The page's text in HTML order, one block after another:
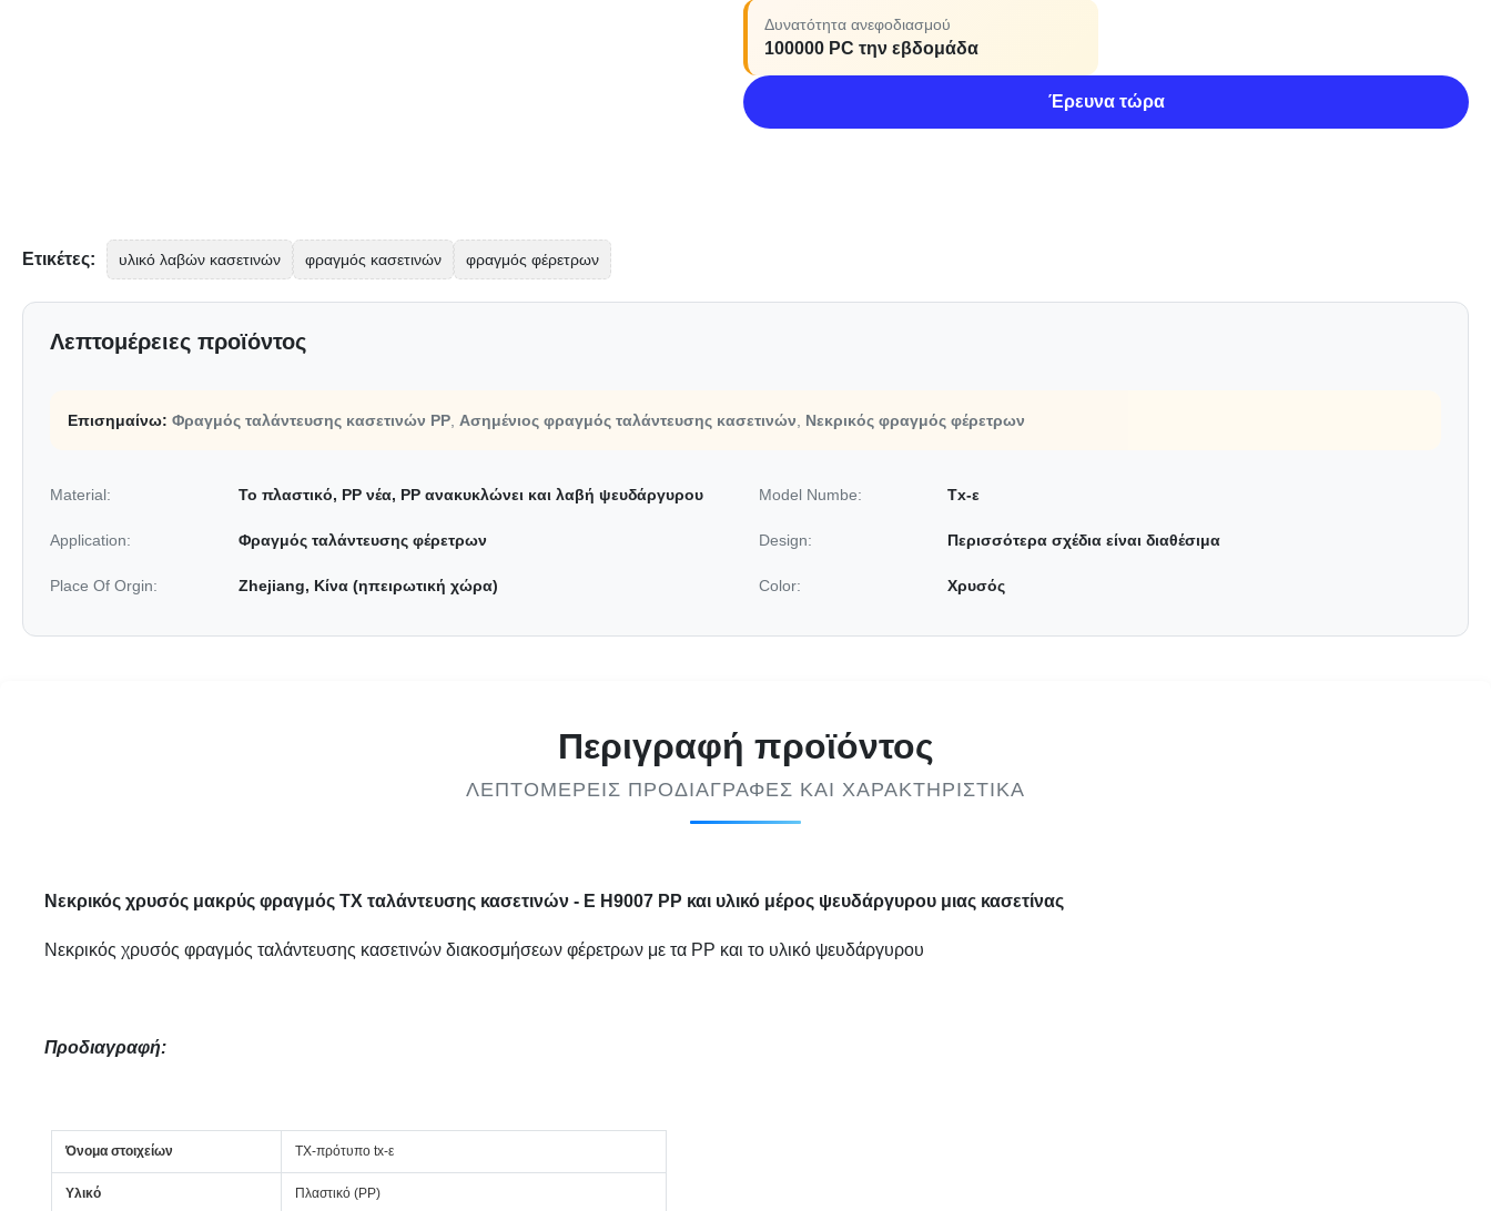
Δυνατότητα ανεφοδιασμού
100000 PC την εβδομάδα
Έρευνα τώρα
Ετικέτες: υλικό λαβών κασετινών φραγμός κασετινών φραγμός φέρετρων
Λεπτομέρειες προϊόντος
Επισημαίνω: Φραγμός ταλάντευσης κασετινών PP Ασημένιος φραγμός ταλάντευσης κασετινών Νεκρικός φραγμός φέρετρων
Material: Το πλαστικό, PP νέα, PP ανακυκλώνει και λαβή ψευδάργυρου Model Numbe: Tx-ε
Application: Φραγμός ταλάντευσης φέρετρων Design: Περισσότερα σχέδια είναι διαθέσιμα
Place Of Orgin: Zhejiang, Κίνα (ηπειρωτική χώρα) Color: Χρυσός
Περιγραφή προϊόντος
ΛΕΠΤΟΜΕΡΕΊΣ ΠΡΟΔΙΑΓΡΑΦΈΣ ΚΑΙ ΧΑΡΑΚΤΗΡΙΣΤΙΚΆ
Νεκρικός χρυσός μακρύς φραγμός TX ταλάντευσης κασετινών - Ε H9007 PP και υλικό μέρος ψευδάργυρου μιας κασετίνας
Νεκρικός χρυσός φραγμός ταλάντευσης κασετινών διακοσμήσεων φέρετρων με τα PP και το υλικό ψευδάργυρου
Προδιαγραφή:
Όνομα στοιχείων TX-πρότυπο tx-ε
Υλικό Πλαστικό (PP)